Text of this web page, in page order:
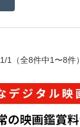
1/1 （全8件中1〜8件）